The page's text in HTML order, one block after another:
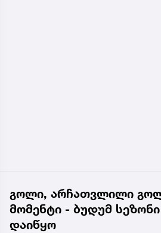
გოლი, არჩათვლილი
მომენტი - ბუდუმ
დაიწყო